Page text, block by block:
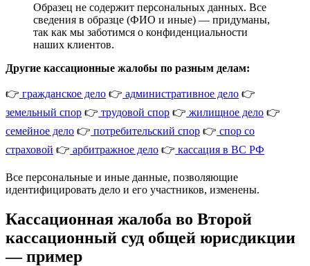
Образец не содержит персональных данных. Все
сведения в образце (ФИО и иные) — придуманы,
так как мы заботимся о конфиденциальности
наших клиентов.
Другие кассационные жалобы по разным делам:
👉 гражданское дело 👉 административное дело 👉
земельный спор 👉 трудовой спор 👉 жилищное дело 👉
семейное дело 👉 потребительский спор 👉 спор со
страховой 👉 арбитражное дело 👉 кассация в ВС РФ
Все персональные и иные данные, позволяющие
идентифицировать дело и его участников, изменены.
Кассационная жалоба во Второй
кассационный суд общей юрисдикции
— пример